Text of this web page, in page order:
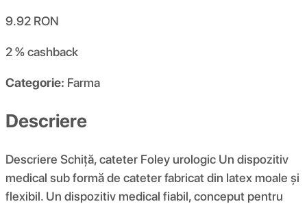
9.92 RON
2 %cashback
Categorie: Farma
Descriere
Descriere Schiță, cateter Foley urologic Un dispozitiv
medical sub formă de cateter fabricat din latex moale și
flexibil. Un dispozitiv medical fiabil, conceput pentru